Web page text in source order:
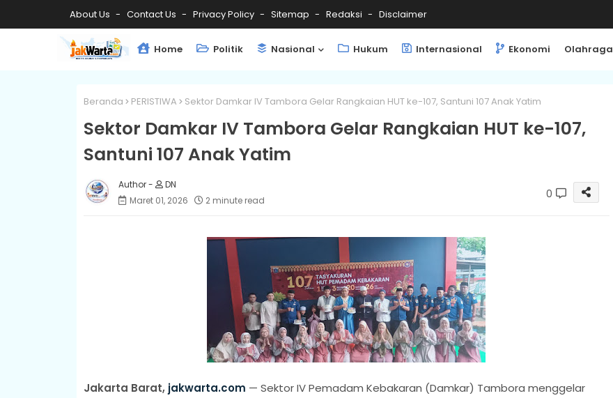
About Us Contact Us Privacy Policy Sitemap Redaksi Disclaimer
Home Politik Nasional Hukum Internasional Ekonomi Olahraga
Beranda PERISTIWA Sektor Damkar IV Tambora Gelar Rangkaian HUT ke-107, Santuni 107 Anak Yatim
Sektor Damkar IV Tambora Gelar Rangkaian HUT ke-107,
Santuni 107 Anak Yatim
DN
Maret 01, 2026
2 minute read 0
Jakarta Barat, jakwarta.com — Sektor IV Pemadam Kebakaran (Damkar) Tambora menggelar